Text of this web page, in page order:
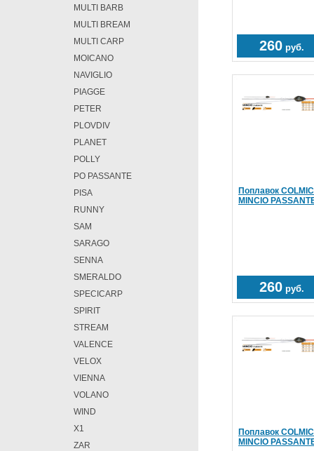
MULTI BARB
MULTI BREAM
MULTI CARP
MOICANO
NAVIGLIO
PIAGGE
PETER
PLOVDIV
PLANET
POLLY
PO PASSANTE
PISA
RUNNY
SAM
SARAGO
SENNA
SMERALDO
SPECICARP
SPIRIT
STREAM
VALENCE
VELOX
VIENNA
VOLANO
WIND
X1
ZAR
260 руб.
Поплавок
MINCIO
260 руб.
Поплавок
MINCIO